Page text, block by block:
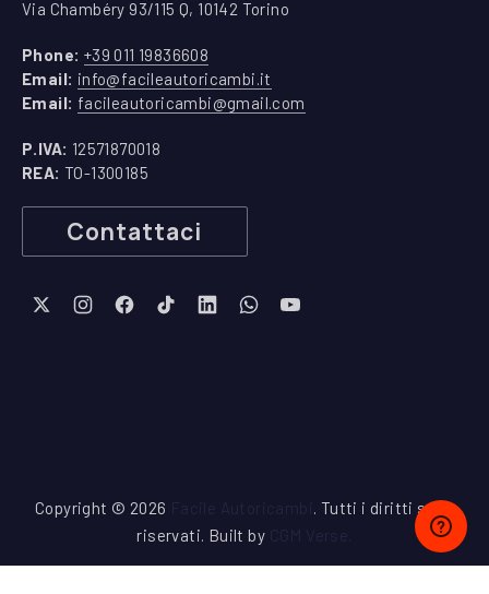
Via Chambéry 93/115 Q, 10142 Torino
Phone: +39 011 19836608
Email: info@facileautoricambi.it
Email: facileautoricambi@gmail.com
P.IVA: 12571870018
REA: TO-1300185
Contattaci
New Window
New Window
New Window
New Window
New Window
New WindowNew Window
Copyright © 2026 Facile Autoricambi . Tutti i diritti sono
riservati. Built by CGM Verse